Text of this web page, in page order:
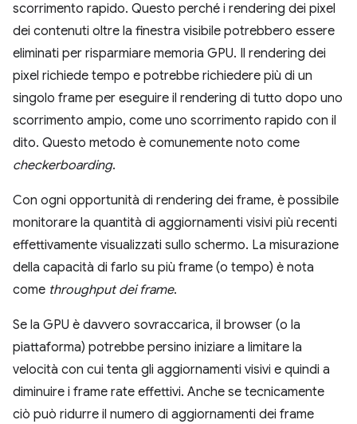
scorrimento rapido. Questo perché i rendering dei pixel
dei contenuti oltre la finestra visibile potrebbero essere
eliminati per risparmiare memoria GPU. Il rendering dei
pixel richiede tempo e potrebbe richiedere più di un
singolo frame per eseguire il rendering di tutto dopo uno
scorrimento ampio, come uno scorrimento rapido con il
dito. Questo metodo è comunemente noto come
checkerboarding.
Con ogni opportunità di rendering dei frame, è possibile
monitorare la quantità di aggiornamenti visivi più recenti
effettivamente visualizzati sullo schermo. La misurazione
della capacità di farlo su più frame (o tempo) è nota
come throughput dei frame.
Se la GPU è davvero sovraccarica, il browser (o la
piattaforma) potrebbe persino iniziare a limitare la
velocità con cui tenta gli aggiornamenti visivi e quindi a
diminuire i frame rate effettivi. Anche se tecnicamente
ciò può ridurre il numero di aggiornamenti dei frame